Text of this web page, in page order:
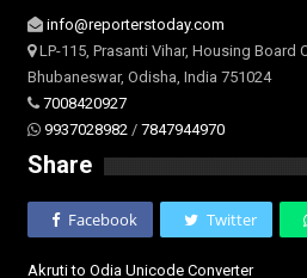
info@reporterstoday.com
LP-115, Prasanti Vihar, Housing Board
Bhubaneswar, Odisha, India 751024
7008420927
9937028982 / 7847944970
Share
Facebook Twitter
Akruti to Odia Unicode Converter